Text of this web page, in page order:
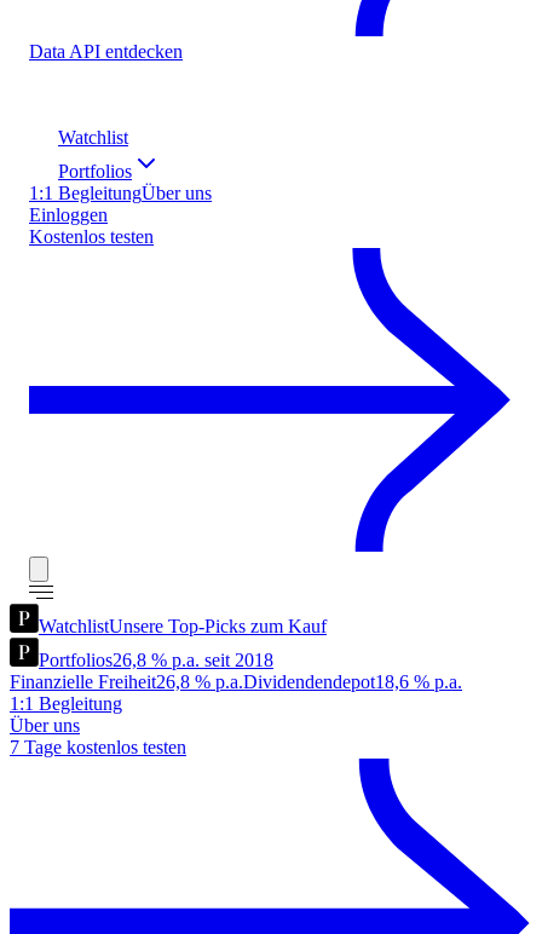
Data API entdecken
Watchlist
Portfolios
1:1 BegleitungÜber uns
Einloggen
Kostenlos testen
WatchlistUnsere Top-Picks zum Kauf
Portfolios26,8 % p.a. seit 2018
Finanzielle Freiheit26,8 % p.a.Dividendendepot18,6 % p.a.
1:1 Begleitung
Über uns
7 Tage kostenlos testen